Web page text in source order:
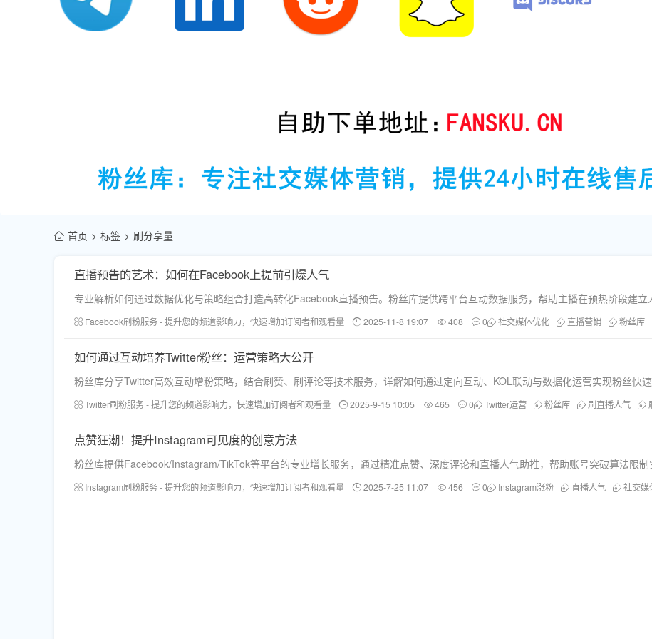
首页 标签 刷分享量
直播预告的艺术：如何在Facebook上提前引爆人气
专业解析如何通过数据优化与策略组合打造高转化Facebook直播预告。粉丝库提供跨平台互动数据服务，帮助主播在预热阶段建立
Facebook刷粉服务 - 提升您的频道影响力，快速增加订阅者和观看量 2025-11-8 19:07 408 0 社交媒体优化 直播营销 粉丝库
如何通过互动培养Twitter粉丝：运营策略大公开
粉丝库分享Twitter高效互动增粉策略，结合刷赞、刷评论等技术服务，详解如何通过定向互动、KOL联动与数据化运营实现粉丝快速
Twitter刷粉服务 - 提升您的频道影响力，快速增加订阅者和观看量 2025-9-15 10:05 465 0 Twitter运营 粉丝库 刷直播人气
点赞狂潮！提升Instagram可见度的创意方法
粉丝库提供Facebook/Instagram/TikTok等平台的专业增长服务，通过精准点赞、深度评论和直播人气助推，帮助账号突破算法限制
Instagram刷粉服务 - 提升您的频道影响力，快速增加订阅者和观看量 2025-7-25 11:07 456 0 Instagram涨粉 直播人气 社交媒